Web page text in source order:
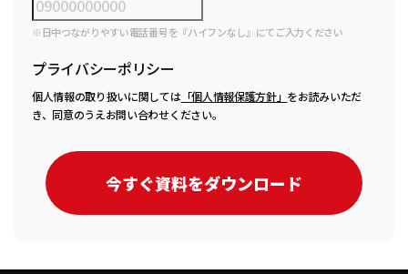
※日中つながりやすい電話番号を『ハイフンなし』にてご入力ください
プライバシーポリシー
個人情報の取り扱いに関しては「個人情報保護方針」 をお読みいただ
き、同意のうえお問い合わせください。